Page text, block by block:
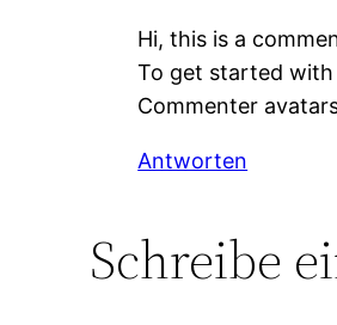
Hi, this is a
To get started with
Commenter
Antworten
Schreibe